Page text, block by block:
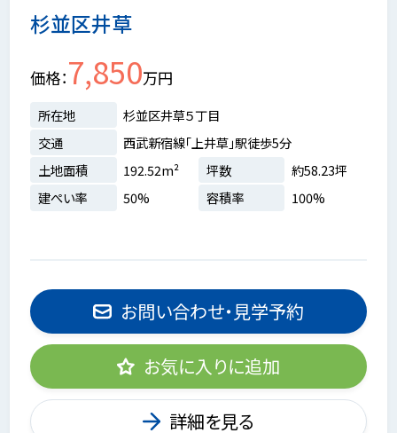
杉並区井草
価格 7,850万円
所在地
杉並区井草５丁目
交通
西武新宿線「上井草」駅徒歩5分
土地面積
192.52m² 坪数
約58.23坪
建ぺい率
50% 容積率 100%
お問い合わせ・見学予約
お気に入りに追加
詳細を見る